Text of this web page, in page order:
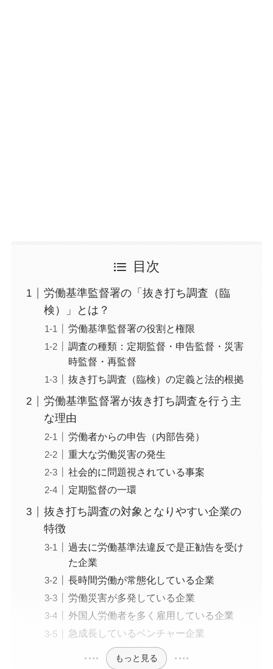
目次
労働基準監督署の「抜き打ち調査（臨
検）」とは？
労働基準監督署の役割と権限
調査の種類：定期監督・申告監督・災害
時監督・再監督
抜き打ち調査（臨検）の定義と法的根拠
労働基準監督署が抜き打ち調査を行う主
な理由
労働者からの申告（内部告発）
重大な労働災害の発生
社会的に問題視されている事案
定期監督の一環
抜き打ち調査の対象となりやすい企業の
特徴
過去に労働基準法違反で是正勧告を受け
た企業
長時間労働が常態化している企業
労働災害が多発している企業
外国人労働者を多く雇用している企業
急成長しているベンチャー企業
もっと見る